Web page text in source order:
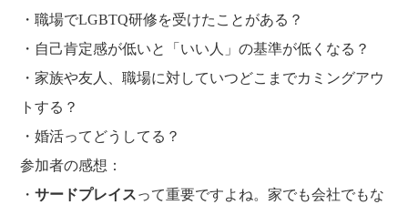
・職場でLGBTQ研修を受けたことがある？
・自己肯定感が低いと「いい人」の基準が低くなる？
・家族や友人、職場に対していつどこまでカミングアウ
トする？
・婚活ってどうしてる？
参加者の感想：
・サードプレイスって重要ですよね。家でも会社でもな